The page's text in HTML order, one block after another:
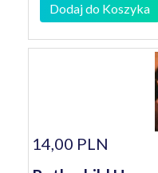
Dodaj do Koszyka
14,00 PLN